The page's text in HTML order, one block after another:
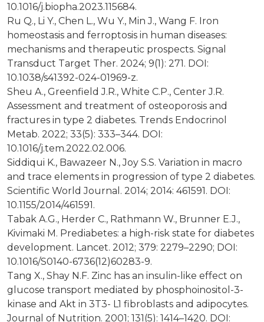
10.1016/j.biopha.2023.115684.
Ru Q., Li Y., Chen L., Wu Y., Min J., Wang F. Iron
homeostasis and ferroptosis in human diseases:
mechanisms and therapeutic prospects. Signal
Transduct Target Ther. 2024; 9(1): 271. DOI:
10.1038/s41392-024-01969-z.
Sheu A., Greenfield J.R., White C.P., Center J.R.
Assessment and treatment of osteoporosis and
fractures in type 2 diabetes. Trends Endocrinol
Metab. 2022; 33(5): 333–344. DOI:
10.1016/j.tem.2022.02.006.
Siddiqui K., Bawazeer N., Joy S.S. Variation in macro
and trace elements in progression of type 2 diabetes.
Scientific World Journal. 2014; 2014: 461591. DOI:
10.1155/2014/461591.
Tabak A.G., Herder C., Rathmann W., Brunner E.J.,
Kivimaki M. Prediabetes: a high-risk state for diabetes
development. Lancet. 2012; 379: 2279–2290; DOI:
10.1016/S0140-6736(12)60283-9.
Tang X., Shay N.F. Zinc has an insulin-like effect on
glucose transport mediated by phosphoinositol-3-
kinase and Akt in 3T3- L1 fibroblasts and adipocytes.
Journal of Nutrition. 2001; 131(5): 1414–1420. DOI: